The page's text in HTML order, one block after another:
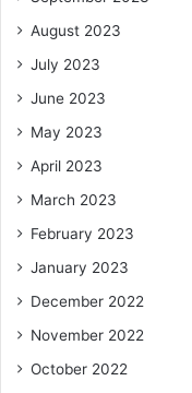
August 2023
July 2023
June 2023
May 2023
April 2023
March 2023
February 2023
January 2023
December 2022
November 2022
October 2022